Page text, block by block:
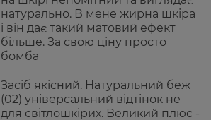
натурально. В мене жирна шкіра
і він дає такий матовий ефект
більше. За свою ціну просто
бомба
Засіб якісний. Натуральний беж
(02) універсальний відтінок не
для світлошкірих. Великий плюс -